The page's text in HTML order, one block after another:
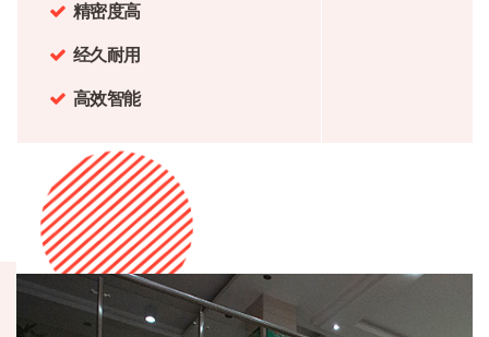
精密度高
经久耐用
高效智能